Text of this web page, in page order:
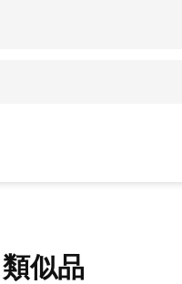
類似品